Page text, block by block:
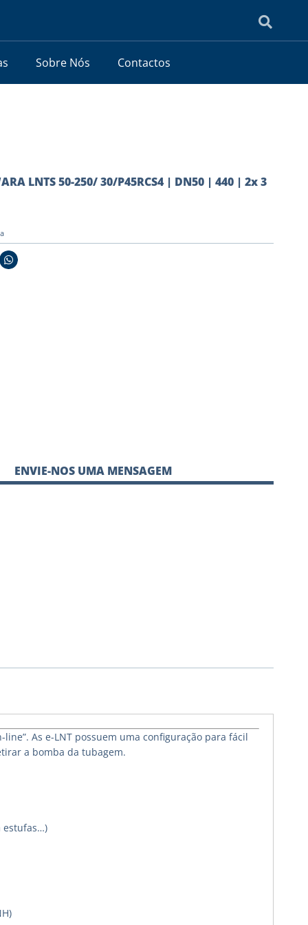
Sobre Nós Contactos
LNTS 50-250/ 30/P45RCS4 | DN50 | 440 | 2x 3
ENVIE-NOS UMA MENSAGEM
As e-LNT possuem uma configuração para fácil
a bomba da tubagem.
estufas…)